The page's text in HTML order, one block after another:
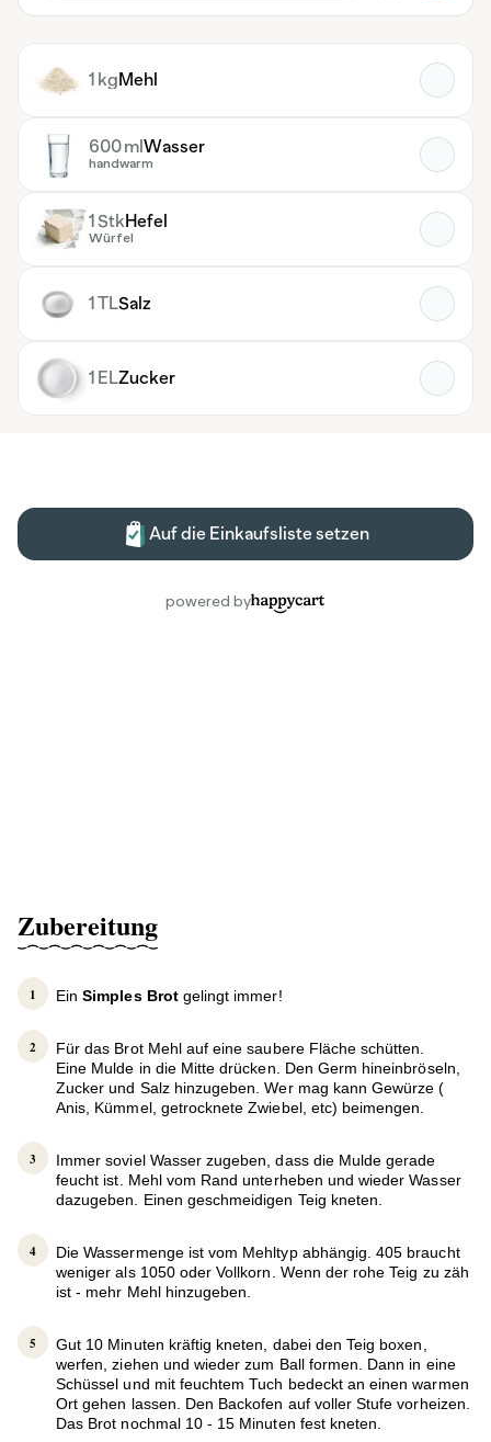
Zubereitung
EinSimples Brotgelingt immer!
Für das Brot Mehl auf eine saubere Fläche schütten.
Eine Mulde in die Mitte drücken. Den Germ hineinbröseln,
Zucker und Salz hinzugeben. Wer mag kann Gewürze (
Anis, Kümmel, getrocknete Zwiebel, etc) beimengen.
Immer soviel Wasser zugeben, dass die Mulde gerade
feucht ist. Mehl vom Rand unterheben und wieder Wasser
dazugeben. Einen geschmeidigen Teig kneten.
Die Wassermenge ist vom Mehltyp abhängig. 405 braucht
weniger als 1050 oder Vollkorn. Wenn der rohe Teig zu zäh
ist - mehr Mehl hinzugeben.
Gut 10 Minuten kräftig kneten, dabei den Teig boxen,
werfen, ziehen und wieder zum Ball formen. Dann in eine
Schüssel und mit feuchtem Tuch bedeckt an einen warmen
Ort gehen lassen. Den Backofen auf voller Stufe vorheizen.
Das Brot nochmal 10 - 15 Minuten fest kneten.